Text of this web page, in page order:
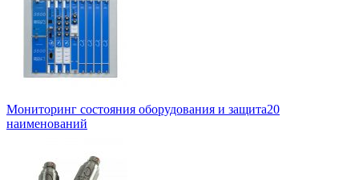
Мониторинг состояния оборудования и защита20
наименований